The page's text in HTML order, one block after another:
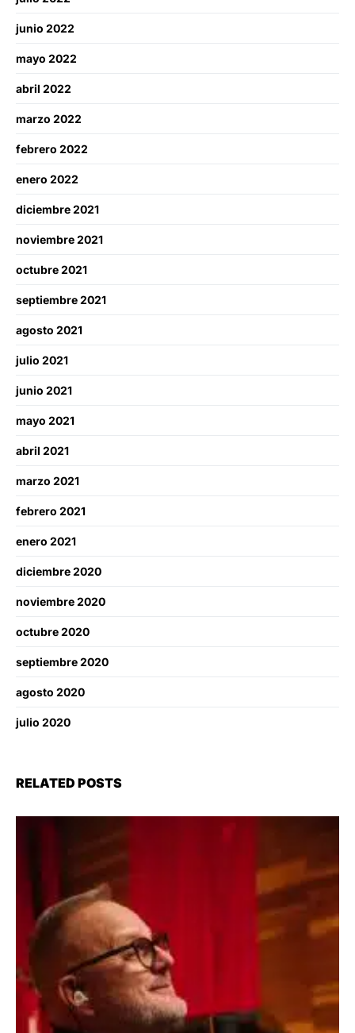
junio 2022
mayo 2022
abril 2022
marzo 2022
febrero 2022
enero 2022
diciembre 2021
noviembre 2021
octubre 2021
septiembre 2021
agosto 2021
julio 2021
junio 2021
mayo 2021
abril 2021
marzo 2021
febrero 2021
enero 2021
diciembre 2020
noviembre 2020
octubre 2020
septiembre 2020
agosto 2020
julio 2020
RELATED POSTS